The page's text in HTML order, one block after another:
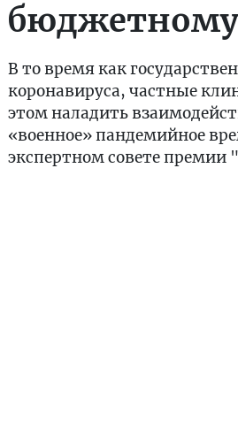
В то время как
коронавируса, частные
этом наладить
«военное» пандемийное
экспертном совете премии